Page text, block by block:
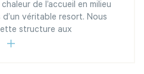
de l’accueil en milieu
véritable resort. Nous
structure aux